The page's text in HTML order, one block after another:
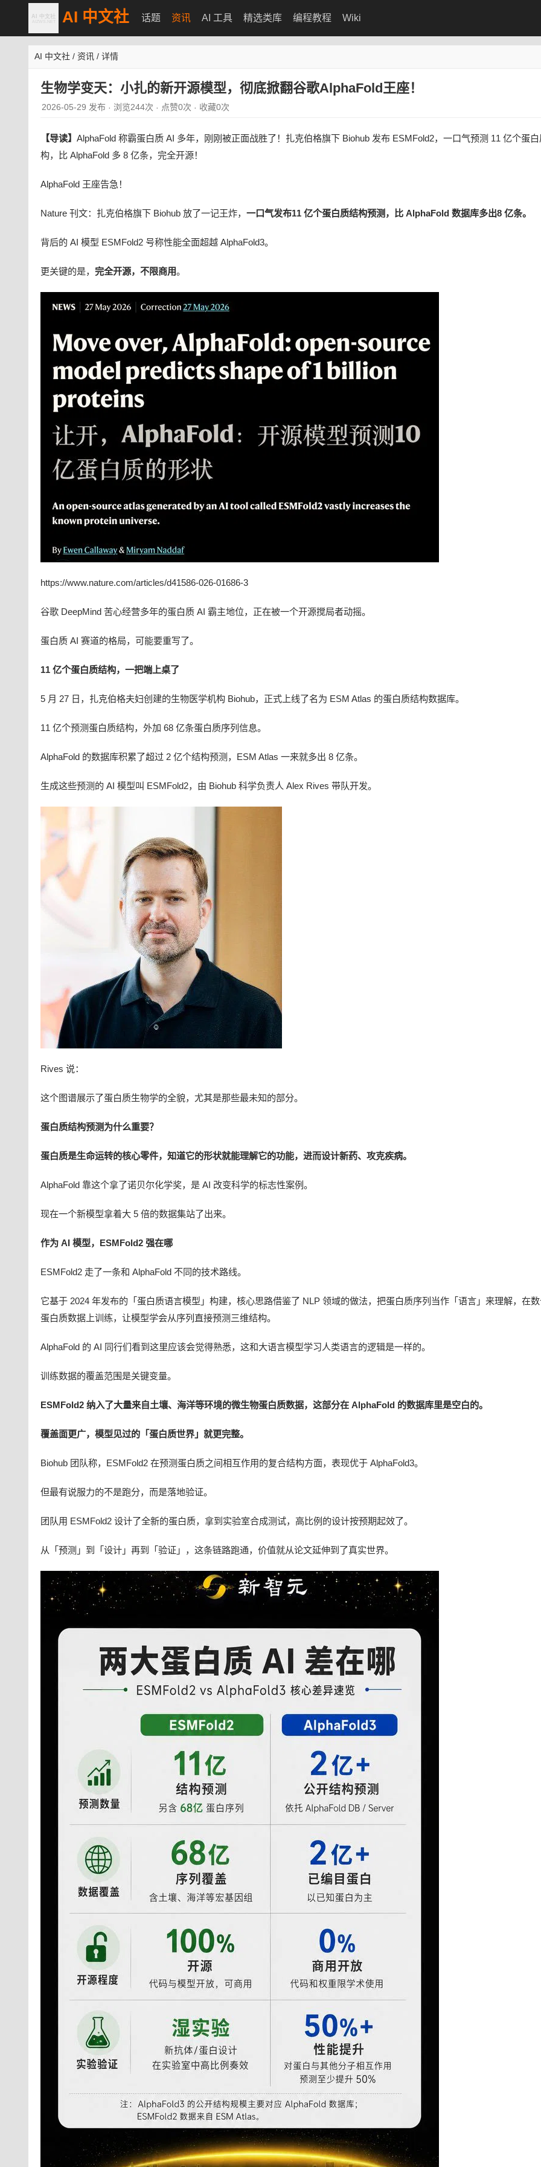
AI 中文社 话题 资讯 AI 工具 精选类库 编程教程 Wiki
AI 中文社 / 资讯 / 详情
生物学变天：小扎的新开源模型，彻底掀翻谷歌AlphaFold王座！
2026-05-29 发布 · 浏览244次 · 点赞0次 · 收藏0次
【导读】 AlphaFold 称霸蛋白质 AI 多年，刚刚被正面战胜了！扎克伯格旗下 Biohub 发布 ESMFold2，一口气预测 11 亿个蛋
构，比 AlphaFold 多 8 亿条，完全开源！
AlphaFold 王座告急！
Nature 刊文：扎克伯格旗下 Biohub 放了一记王炸， 一口气发布11 亿个蛋白质结构预测，比 AlphaFold 数据库多出8 亿条。
背后的 AI 模型 ESMFold2 号称性能全面超越 AlphaFold3。
更关键的是， 完全开源，不限商用。
https://www.nature.com/articles/d41586-026-01686-3
谷歌 DeepMind 苦心经营多年的蛋白质 AI 霸主地位，正在被一个开源搅局者动摇。
蛋白质 AI 赛道的格局，可能要重写了。
11 亿个蛋白质结构，一把端上桌了
5 月 27 日，扎克伯格夫妇创建的生物医学机构 Biohub，正式上线了名为 ESM Atlas 的蛋白质结构数据库。
11 亿个预测蛋白质结构，外加 68 亿条蛋白质序列信息。
AlphaFold 的数据库积累了超过 2 亿个结构预测，ESM Atlas 一来就多出 8 亿条。
生成这些预测的 AI 模型叫 ESMFold2，由 Biohub 科学负责人 Alex Rives 带队开发。
Rives 说：
这个图谱展示了蛋白质生物学的全貌，尤其是那些最未知的部分。
蛋白质结构预测为什么重要？
蛋白质是生命运转的核心零件，知道它的形状就能理解它的功能，进而设计新药、攻克疾病。
AlphaFold 靠这个拿了诺贝尔化学奖，是 AI 改变科学的标志性案例。
现在一个新模型拿着大 5 倍的数据集站了出来。
作为 AI 模型，ESMFold2 强在哪
ESMFold2 走了一条和 AlphaFold 不同的技术路线。
它基于 2024 年发布的「蛋白质语言模型」构建，核心思路借鉴了 NLP 领域的做法，把蛋白质序列当作「语言」来理解，在
蛋白质数据上训练，让模型学会从序列直接预测三维结构。
AlphaFold 的 AI 同行们看到这里应该会觉得熟悉，这和大语言模型学习人类语言的逻辑是一样的。
训练数据的覆盖范围是关键变量。
ESMFold2 纳入了大量来自土壤、海洋等环境的微生物蛋白质数据，这部分在 AlphaFold 的数据库里是空白的。
覆盖面更广，模型见过的「蛋白质世界」就更完整。
Biohub 团队称，ESMFold2 在预测蛋白质之间相互作用的复合结构方面，表现优于 AlphaFold3。
但最有说服力的不是跑分，而是落地验证。
团队用 ESMFold2 设计了全新的蛋白质，拿到实验室合成测试，高比例的设计按预期起效了。
从「预测」到「设计」再到「验证」，这条链路跑通，价值就从论文延伸到了真实世界。